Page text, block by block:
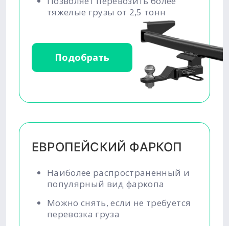
тяжелые грузы от 2,5 тонн
Подобрать
ЕВРОПЕЙСКИЙ ФАРКОП
Наиболее распространенный и
популярный вид фаркопа
Можно снять, если не требуется
перевозка груза